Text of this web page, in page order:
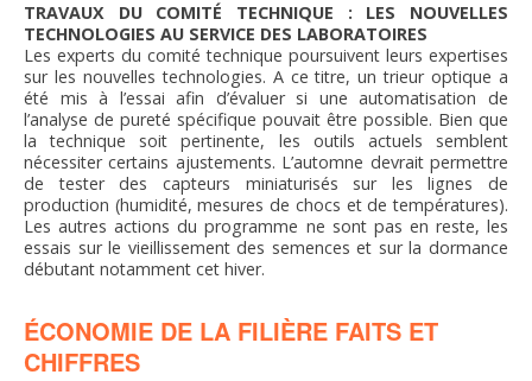
TRAVAUX DU COMITÉ TECHNIQUE : LES NOUVELLES
TECHNOLOGIES AU SERVICE DES LABORATOIRES
Les experts du comité technique poursuivent leurs expertises
sur les nouvelles technologies. A ce titre, un trieur optique a
été mis à l’essai afin d’évaluer si une automatisation de
l’analyse de pureté spécifique pouvait être possible. Bien que
la technique soit pertinente, les outils actuels semblent
nécessiter certains ajustements. L’automne devrait permettre
de tester des capteurs miniaturisés sur les lignes de
production (humidité, mesures de chocs et de températures).
Les autres actions du programme ne sont pas en reste, les
essais sur le vieillissement des semences et sur la dormance
débutant notamment cet hiver.
ÉCONOMIE DE LA FILIÈRE FAITS ET
CHIFFRES